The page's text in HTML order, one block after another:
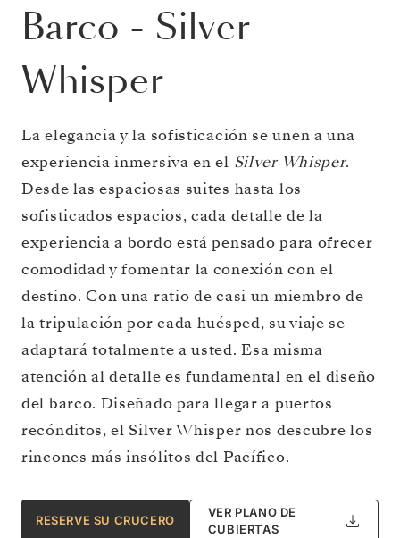
Barco - Silver
Whisper
La elegancia y la sofisticación se unen a una
experiencia inmersiva en el Silver Whisper.
Desde las espaciosas suites hasta los
sofisticados espacios, cada detalle de la
experiencia a bordo está pensado para ofrecer
comodidad y fomentar la conexión con el
destino. Con una ratio de casi un miembro de
la tripulación por cada huésped, su viaje se
adaptará totalmente a usted. Esa misma
atención al detalle es fundamental en el diseño
del barco. Diseñado para llegar a puertos
recónditos, el Silver Whisper nos descubre los
rincones más insólitos del Pacífico.
RESERVE SU CRUCERO
VER PLANO DE
CUBIERTAS